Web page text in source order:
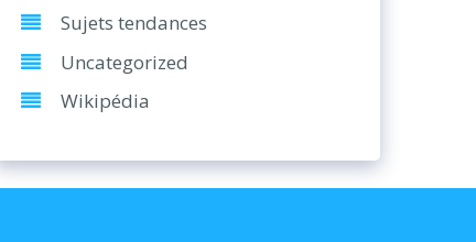
Sujets tendances
Uncategorized
Wikipédia